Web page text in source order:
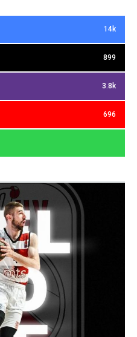
14k
899
3.8k
696